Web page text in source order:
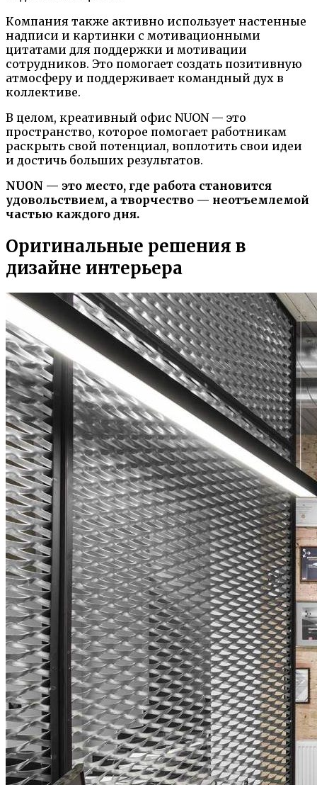
Компания также активно использует настенные
надписи и картинки с мотивационными
цитатами для поддержки и мотивации
сотрудников. Это помогает создать позитивную
атмосферу и поддерживает командный дух в
коллективе.
В целом, креативный офис NUON — это
пространство, которое помогает работникам
раскрыть свой потенциал, воплотить свои идеи
и достичь больших результатов.
NUON — это место, где работа становится
удовольствием, а творчество — неотъемлемой
частью каждого дня.
Оригинальные решения в
дизайне интерьера